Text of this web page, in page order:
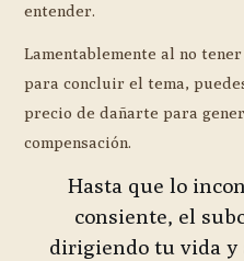
entender.
Lamentablemente al no
para concluir el tema,
precio de dañarte para
compensación.
Hasta que lo
consiente, el
dirigiendo tu vida y